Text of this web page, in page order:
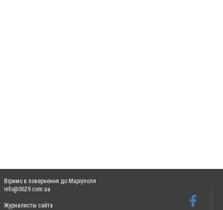
Віримо в повернення до Маріуполя
info@0629.com.ua
Журналисты сайта